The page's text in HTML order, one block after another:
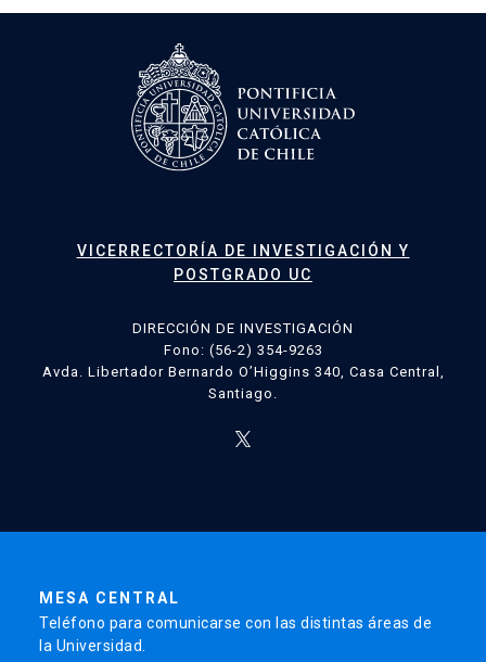
VICERRECTORÍA DE INVESTIGACIÓN Y
POSTGRADO UC
DIRECCIÓN DE INVESTIGACIÓN
Fono: (56-2) 354-9263
Avda. Libertador Bernardo O’Higgins 340, Casa Central,
Santiago.
MESA CENTRAL
Teléfono para comunicarse con las distintas áreas de
la Universidad.